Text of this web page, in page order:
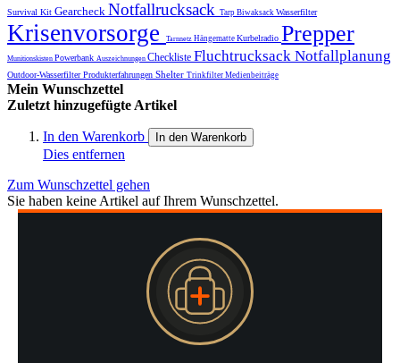
Survival Kit Gearcheck Notfallrucksack Tarp Biwaksack Wasserfilter
Krisenvorsorge Tarnnetz Hängematte Kurbelradio Prepper
Munitionskisten Powerbank Auszeichnungen Checkliste Fluchtrucksack Notfallplanung
Outdoor-WasserfilterProdukterfahrungen Shelter Trinkfilter Medienbeiträge
Mein Wunschzettel
Zuletzt hinzugefügte Artikel
In den Warenkorb In den Warenkorb
Dies entfernen
Zum Wunschzettel gehen
Sie haben keine Artikel auf Ihrem Wunschzettel.